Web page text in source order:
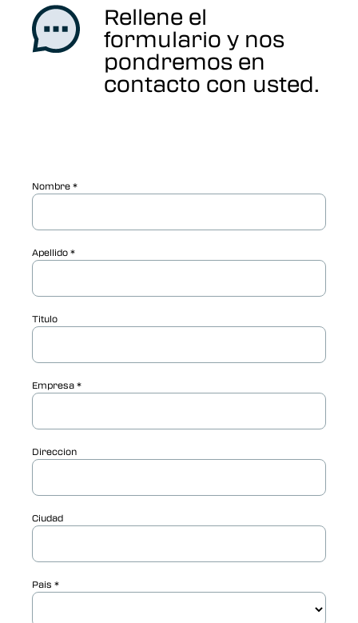
Rellene el
formulario y nos
pondremos en
contacto con usted.